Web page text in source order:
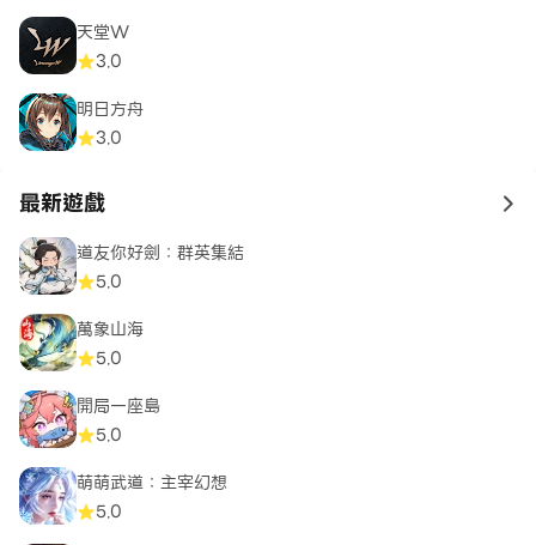
天堂W
3.0
明日方舟
3.0
最新遊戲 to
道友你好劍：群英集結
5.0
萬象山海
5.0
開局一座島
5.0
萌萌武道：主宰幻想
5.0